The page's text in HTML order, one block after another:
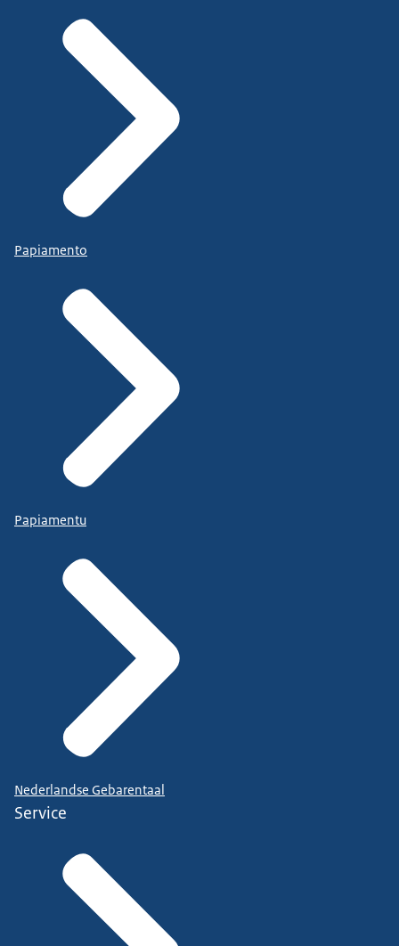
Papiamento
Papiamentu
Nederlandse Gebarentaal
Service